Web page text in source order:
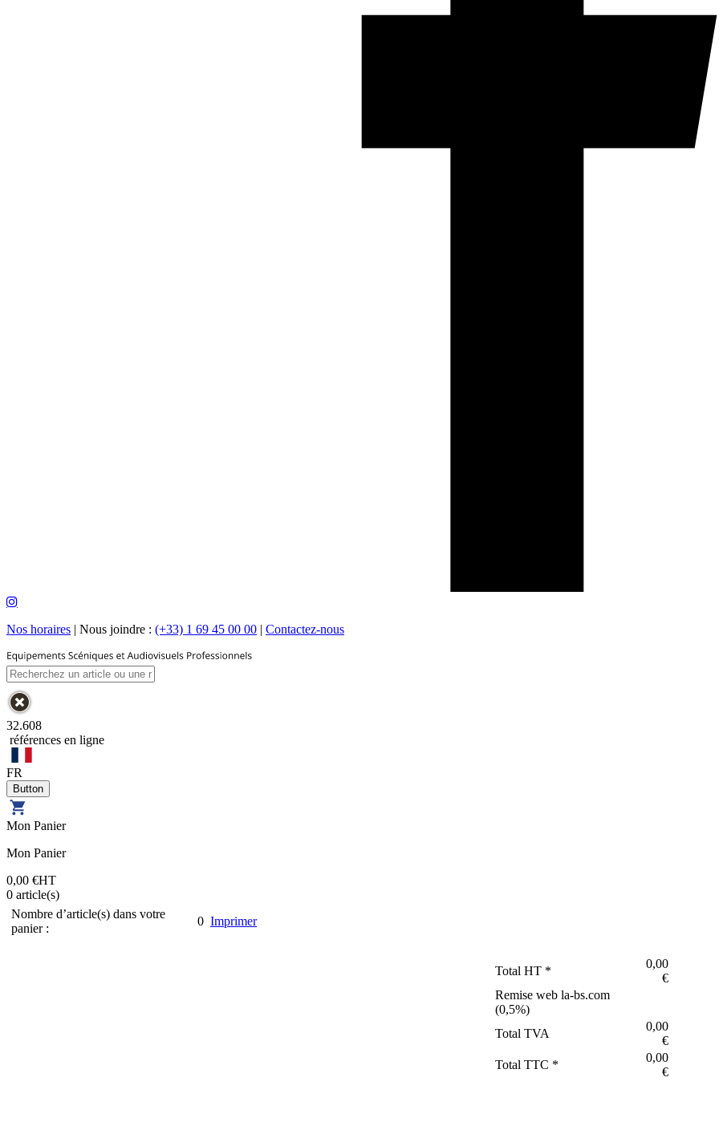
Nos horaires | Nous joindre : (+33) 1 69 45 00 00 | Contactez-nous
32.608
références en ligne
FR
Mon Panier
Mon Panier
0,00 €HT
0 article(s)
Nombre d’article(s) dans votre
panier :
0 Imprimer
Total HT *
0,00
€
Remise web la-bs.com
(0,5%)
Total TVA
0,00
€
Total TTC *
0,00
€